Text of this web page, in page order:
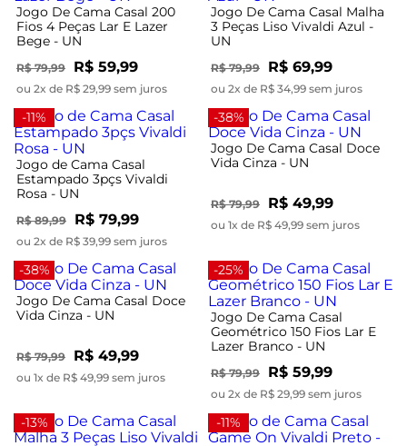
Jogo De Cama Casal 200
Fios 4 Peças Lar E Lazer
Bege - UN
R$ 79,99 R$ 59,99
ou 2x de R$ 29,99 sem juros
Jogo De Cama Casal Malha
3 Peças Liso Vivaldi Azul -
UN
R$ 79,99 R$ 69,99
ou 2x de R$ 34,99 sem juros
-11%
Jogo de Cama Casal
Estampado 3pçs Vivaldi
Rosa - UN
R$ 89,99 R$ 79,99
ou 2x de R$ 39,99 sem juros
-38%
Jogo De Cama Casal Doce
Vida Cinza - UN
R$ 79,99 R$ 49,99
ou 1x de R$ 49,99 sem juros
-38%
Jogo De Cama Casal Doce
Vida Cinza - UN
R$ 79,99 R$ 49,99
ou 1x de R$ 49,99 sem juros
-25%
Jogo De Cama Casal
Geométrico 150 Fios Lar E
Lazer Branco - UN
R$ 79,99 R$ 59,99
ou 2x de R$ 29,99 sem juros
-13% -11%